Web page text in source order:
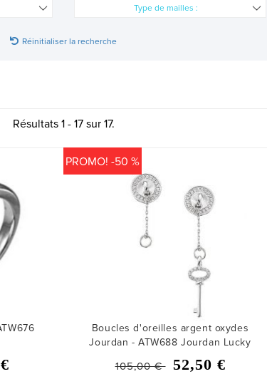
Type de mailles :
Réinitialiser la recherche
Résultats 1 - 17 sur 17.
PROMO! -50 %
Boucles d'oreilles argent oxydes
Jourdan - ATW688 Jourdan Lucky
105,00 € 52,50 €